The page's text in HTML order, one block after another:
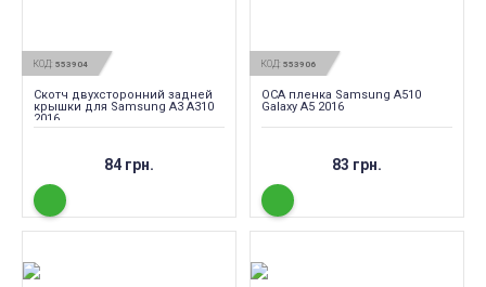
КОД: 553904
Скотч двухсторонний задней
крышки для Samsung A3 A310
2016
84 грн.
КОД: 553906
OCA пленка Samsung A510
Galaxy A5 2016
83 грн.